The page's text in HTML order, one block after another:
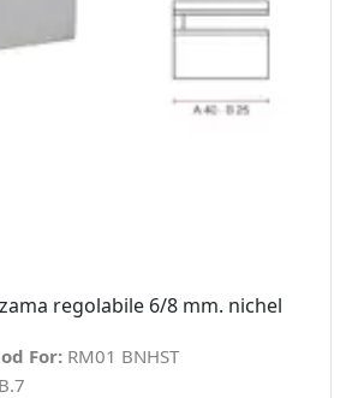
regolabile 6/8 mm. nichel
For: RM01 BNHST